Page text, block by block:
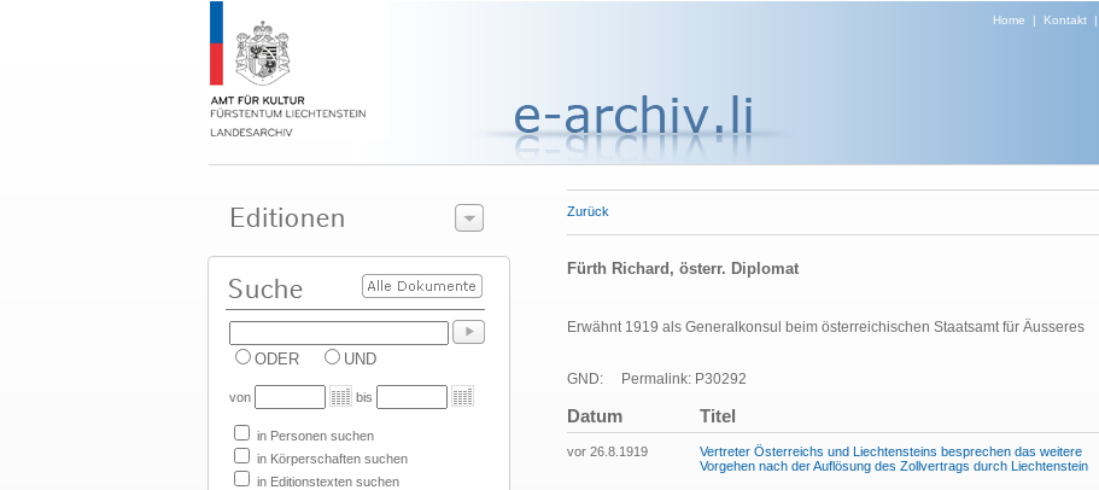
Home | Kontakt|
ODER UND
von bis
in Personen suchen
in Körperschaften suchen
in Editionstexten suchen
Zurück
Fürth Richard, österr. Diplomat
Erwähnt 1919 als Generalkonsul beim österreichischen Staatsamt für Äusseres
GND: Permalink: P30292
Datum Titel
vor 26.8.1919
Vertreter Österreichs und Liechtensteins besprechen das weitere
Vorgehen nach der Auflösung des Zollvertrags durch Liechtenstein